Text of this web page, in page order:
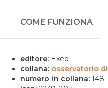
COME FUNZIONA
editore: Exeo
collana: osservatorio
numero in collana: 148